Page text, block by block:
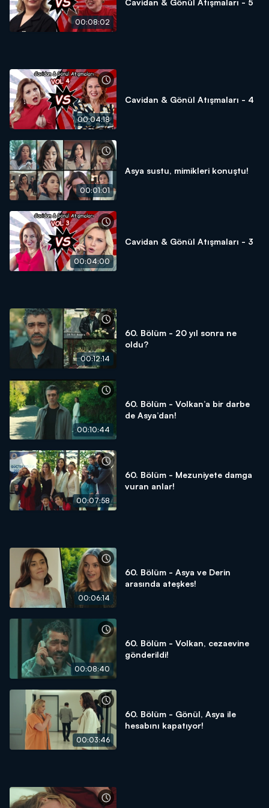
00:08:02
00:04:18
Cavidan & Gönül Atışmaları - 4
00:01:01
Asya sustu, mimikleri konuştu!
00:04:00
Cavidan & Gönül Atışmaları - 3
00:12:14
60. Bölüm - 20 yıl sonra ne
oldu?
00:10:44
60. Bölüm - Volkan’a bir darbe
de Asya’dan!
00:07:58
60. Bölüm - Mezuniyete damga
vuran anlar!
00:06:14
60. Bölüm - Asya ve Derin
arasında ateşkes!
00:08:40
60. Bölüm - Volkan, cezaevine
gönderildi!
00:03:46
60. Bölüm - Gönül, Asya ile
hesabını kapatıyor!